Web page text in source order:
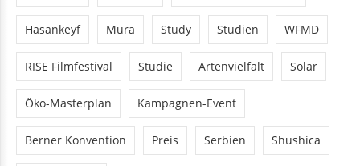
Hasankeyf Mura Study Studien WFMD
RISE Filmfestival Studie Artenvielfalt Solar
Öko-Masterplan Kampagnen-Event
Berner Konvention Preis Serbien Shushica